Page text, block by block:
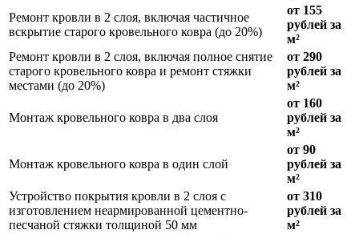
Ремонт кровли в 2 слоя, включая частичное
вскрытие старого кровельного ковра (до 20%)
от 155
рублей за
м²
Ремонт кровли в 2 слоя, включая полное снятие
старого кровельного ковра и ремонт стяжки
местами (до 20%)
от 290
рублей за
м²
Монтаж кровельного ковра в два слоя
от 160
рублей за
м²
Монтаж кровельного ковра в один слой
от 90
рублей за
м²
Устройство покрытия кровли в 2 слоя с
изготовлением неармированной цементно-
песчаной стяжки толщиной 50 мм
от 310
рублей за
м²